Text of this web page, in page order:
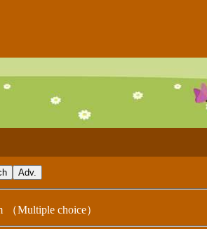
（Multiple choice）